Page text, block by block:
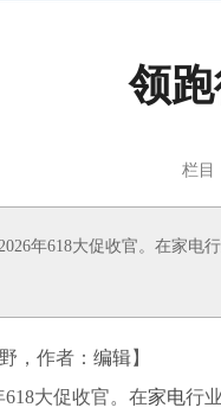
领
栏目
年618大促收官。在家电
，作者： 编辑】
618大促收官。在家电行